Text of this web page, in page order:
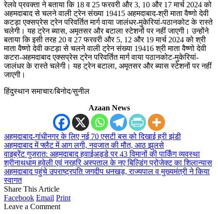
रेलवे प्रवक्ता ने बताया कि 18 व 25 फरवरी और 3, 10 और 17 मार्च 2024 को
अहमदाबाद से चलने वाली ट्रेन संख्या 19415 अहमदाबाद-श्री माता वैष्णो देवी
कटड़ा एक्सप्रेस ट्रेन परिवर्तित मार्ग वाया जालंधर-मुकेरियां-पठानकोट के रास्ते
चलेगी। यह ट्रेन ब्यास, अमृतसर और बटाला स्टेशनों पर नहीं जाएगी। उन्होंने
बताया कि इसी तरह 20 व 27 फरवरी और 5, 12 और 19 मार्च 2024 को श्री
माता वैष्णो देवी कटड़ा से चलने वाली ट्रेन संख्या 19416 श्री माता वैष्णो देवी
कटरा-अहमदाबाद एक्सप्रेस ट्रेन परिवर्तित मार्ग वाया पठानकोट-मुकेरियां-
जालंधर के रास्ते चलेगी। यह ट्रेन बटाला, अमृतसर और ब्यास स्टेशनों पर नहीं
जाएगी।
हिंदुस्थान समाचार/बिनोद/सुनील
Azaan News
अहमदाबाद-गांधीनगर के लिए नई 70 एसटी बस को दिखाई हरी झंडी
अहमदाबाद में फ्लैट में आग लगी, नवजात की मौत, आठ झुलसे
वाइब्रेंट गुजरात: अहमदाबाद हवाईअड्डे पर 43 विमानों की पार्किंग व्यवस्था
श्रीनाथधाम हवेली एवं नरहरि अस्पताल के नए बिल्डिंग प्रोजेक्ट का शिलान्यास
अहमदाबाद पहुंचे उपराष्ट्रपति जगदीप धनखड़, राज्यपाल व मुख्यमंत्री ने किया
स्वागत
Share This Article
Facebook Email Print
Leave a Comment